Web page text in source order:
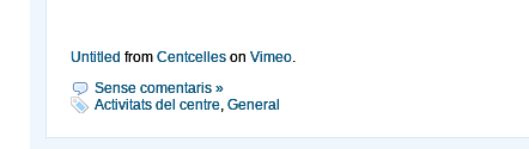
Untitled from Centcelles on Vimeo.
Sense comentaris »
Activitats del centre, General